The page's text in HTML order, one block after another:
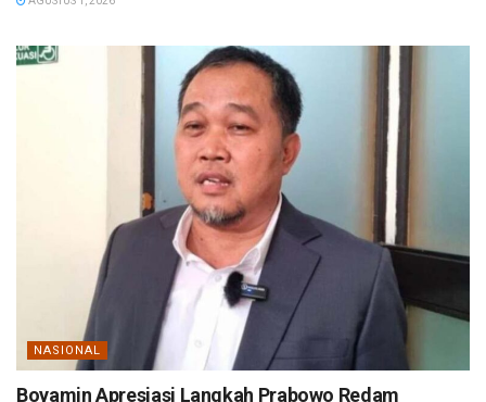
NASIONAL
Boyamin Apresiasi Langkah Prabowo Redam